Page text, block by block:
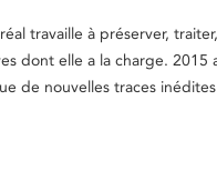
travaille à préserver, traiter,
dont elle a la charge. 2015
de nouvelles traces